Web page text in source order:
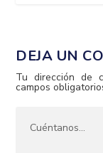
DEJA UN
Tu dirección de
campos